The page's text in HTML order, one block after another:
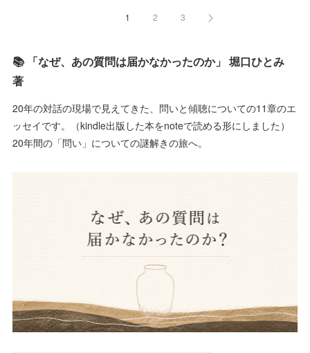
1 2 3
📚 「なぜ、あの質問は届かなかったのか」 堀口ひとみ
著
20年の対話の現場で見えてきた、問いと傾聴についての11章のエ
ッセイです。（kindle出版した本をnoteで読める形にしました）
20年間の「問い」についての謎解きの旅へ。